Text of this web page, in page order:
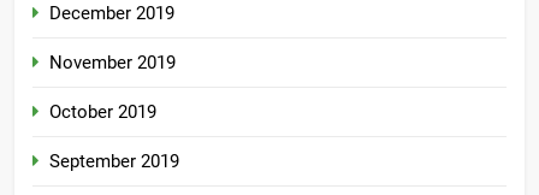
December 2019
November 2019
October 2019
September 2019